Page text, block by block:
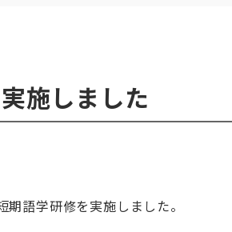
施しました
語学研修を実施しました。